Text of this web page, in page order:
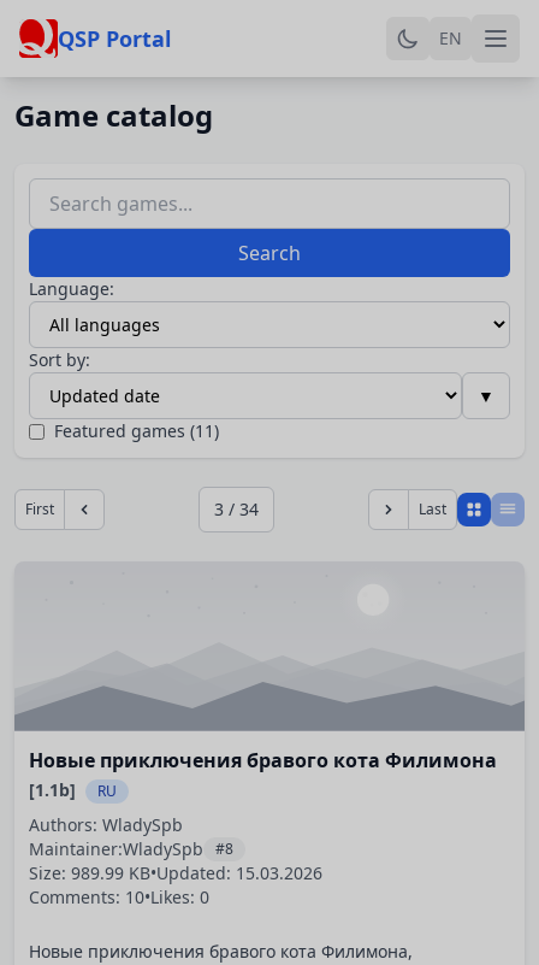
QSP Portal EN
Game catalog
Search
Language:
Sort by:
▼
Featured games (11)
First 3 / 34 Last
Новые приключения бравого кота Филимона
[1.1b] RU
Authors: WladySpb
Maintainer:WladySpb #8
Size: 989.99 KB•Updated: 15.03.2026
Comments: 10•Likes: 0
Новые приключения бравого кота Филимона,